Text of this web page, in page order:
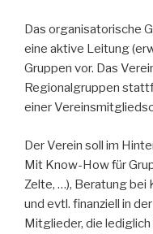
Das organisatorische
eine aktive Leitung
Gruppen vor. Das
Regionalgruppen
einer
Der Verein soll im
Mit Know-How für
Zelte, …), Beratung bei
und evtl. finanziell in
Mitglieder, die lediglich